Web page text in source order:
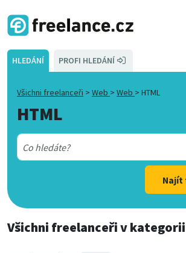
HLEDÁNÍ PROFI HLEDÁNÍ
Všichni freelanceři > Web > Web > HTML
HTML
Najít
Všichni freelanceřiv kategorii